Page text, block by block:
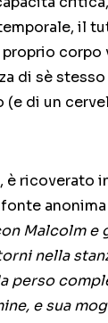
il
corpo
di sè
di un
ricoverato
fonte
Malcolm
nella
perso
e sua